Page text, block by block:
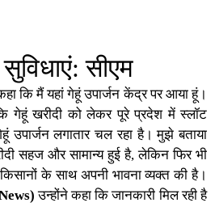
सीएम
कि मैं यहां गेहूं उपार्जन केंद्र पर आया हूं।
गेहूं खरीदी को लेकर पूरे प्रदेश में स्लॉट
उपार्जन लगातार चल रहा है। मुझे बताया
सहज और सामान्य हुई है, लेकिन फिर भी
के साथ अपनी भावना व्यक्त की है।
उन्होंने कहा कि जानकारी मिल रही है